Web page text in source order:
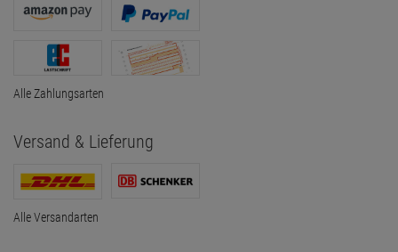
Alle Zahlungsarten
Versand & Lieferung
Alle Versandarten